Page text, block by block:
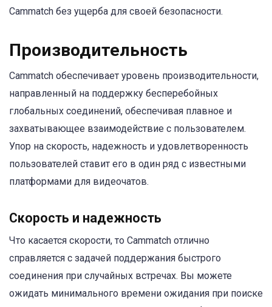
Cammatch без ущерба для своей безопасности.
Производительность
Cammatch обеспечивает уровень производительности,
направленный на поддержку бесперебойных
глобальных соединений, обеспечивая плавное и
захватывающее взаимодействие с пользователем.
Упор на скорость, надежность и удовлетворенность
пользователей ставит его в один ряд с известными
платформами для видеочатов.
Скорость и надежность
Что касается скорости, то Cammatch отлично
справляется с задачей поддержания быстрого
соединения при случайных встречах. Вы можете
ожидать минимального времени ожидания при поиске